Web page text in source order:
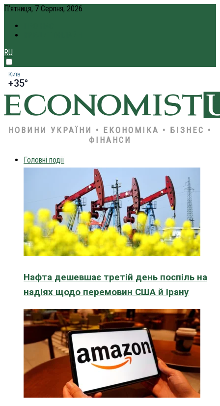
П’ятниця, 7 Серпня, 2026
RU
Київ
+35°
НОВИНИ УКРАЇНИ • ЕКОНОМІКА • БІЗНЕС •
ФІНАНСИ
Головні події
Нафта дешевшає третій день поспіль на
надіях щодо перемовин США й Ірану